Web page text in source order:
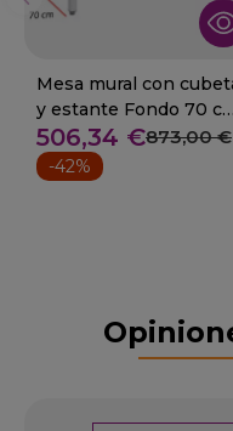
Mesa mural con
y estante Fondo 70 cm.
Desde 100 cm
506,34 €873,00 €
-42%